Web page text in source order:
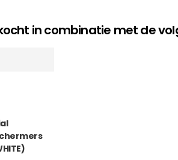
in combinatie met de